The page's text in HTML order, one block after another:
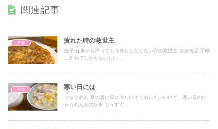
関連記事
夕食 疲れた時の救世主
餃子 仕事から帰ってもう何もしたくない日の救世主 冷凍食品 手軽
に作れてしかもおいしい...
夕食 寒い日には
にゅうめん 夏の暑い日に冷たいそうめんもいいけど、寒い日のに
ゅうめんが大好き もうすぐ...